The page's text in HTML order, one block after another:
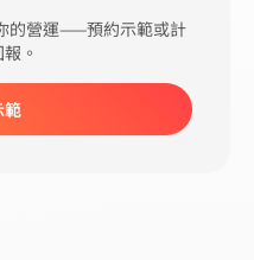
的營運——預約示範或計
。
範